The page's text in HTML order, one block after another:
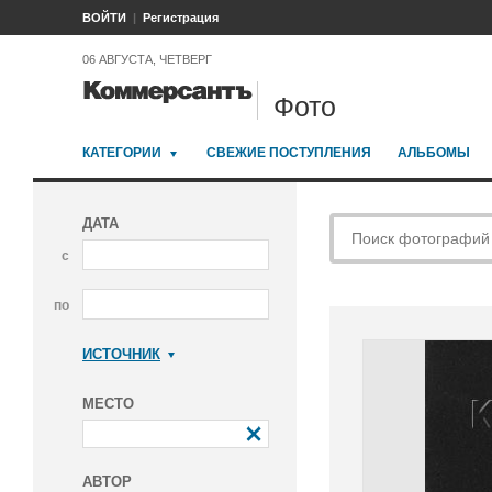
ВОЙТИ Регистрация
06 АВГУСТА, ЧЕТВЕРГ
Фото
КАТЕГОРИИ СВЕЖИЕ ПОСТУПЛЕНИЯ АЛЬБОМЫ
ДАТА
с
по
ИСТОЧНИК
МЕСТО
АВТОР